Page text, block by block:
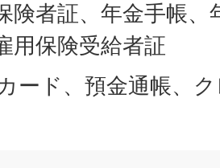
険者証、年金手帳、
用保険受給者証
ード、預金通帳、